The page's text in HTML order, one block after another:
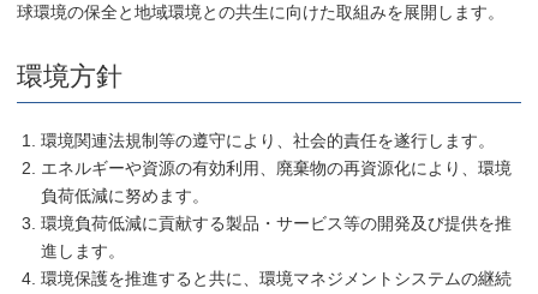
球環境の保全と地域環境との共生に向けた取組みを展開します。
環境方針
環境関連法規制等の遵守により、社会的責任を遂行します。
エネルギーや資源の有効利用、廃棄物の再資源化により、環境
負荷低減に努めます。
環境負荷低減に貢献する製品・サービス等の開発及び提供を推
進します。
環境保護を推進すると共に、環境マネジメントシステムの継続